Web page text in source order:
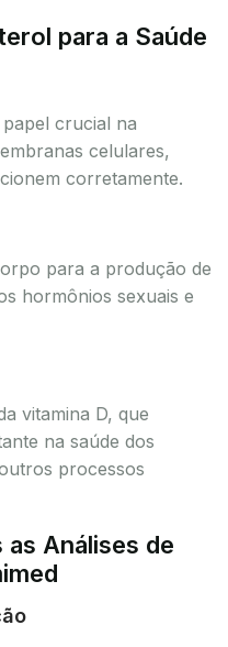
para a Saúde
crucial na
celulares,
corretamente.
para a produção de
hormônios sexuais e
vitamina D, que
na saúde dos
processos
as Análises de